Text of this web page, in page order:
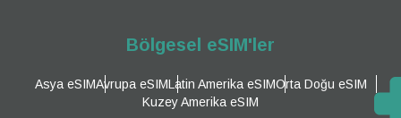
Bölgesel eSIM'ler
Asya eSIMAvrupa eSIMLatin Amerika eSIMOrta Doğu eSIM
Kuzey Amerika eSIM